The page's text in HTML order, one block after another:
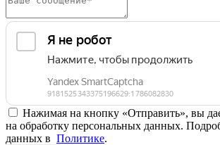
Нажимая на кнопку «Отправить», вы
на обработку персональных данных.
данных в Политике.